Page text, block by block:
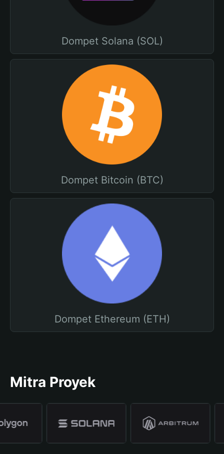
Dompet Solana (SOL)
Dompet Bitcoin (BTC)
Dompet Ethereum (ETH)
Mitra Proyek